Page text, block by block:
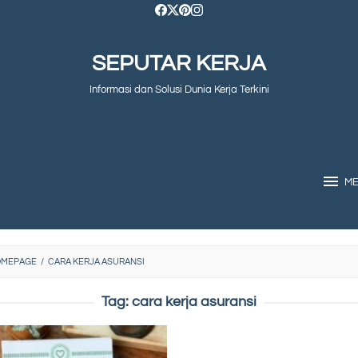
SEPUTAR KERJA
Informasi dan Solusi Dunia Kerja Terkini
/ CARA KERJA ASURANSI
Tag: cara kerja asuransi